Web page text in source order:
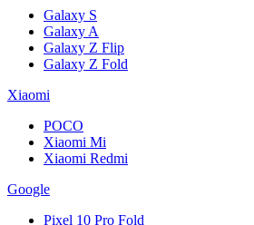
Galaxy S
Galaxy A
Galaxy Z Flip
Galaxy Z Fold
Xiaomi
POCO
Xiaomi Mi
Xiaomi Redmi
Google
Pixel 10 Pro Fold